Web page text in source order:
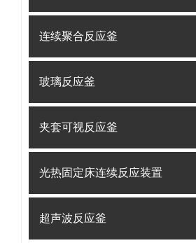
连续聚合反应釜
玻璃反应釜
夹套可视反应釜
光热固定床连续反应装置
超声波反应釜